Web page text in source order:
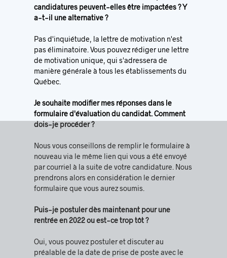
candidatures peuvent-elles être impactées ? Y
a-t-il une alternative ?
Pas d'inquiétude, la lettre de motivation n'est
pas éliminatoire. Vous pouvez rédiger une lettre
de motivation unique, qui s'adressera de
manière générale à tous les établissements du
Québec.
Je souhaite modifier mes réponses dans le
formulaire d'évaluation du candidat. Comment
dois-je procéder ?
Nous vous conseillons de remplir le formulaire à
nouveau via le même lien qui vous a été envoyé
par courriel à la suite de votre candidature. Nous
prendrons alors en considération le dernier
formulaire que vous aurez soumis.
Puis-je postuler dès maintenant pour une
rentrée en 2022 ou est-ce trop tôt ?
Oui, vous pouvez postuler et discuter au
préalable de la date de prise de poste avec le